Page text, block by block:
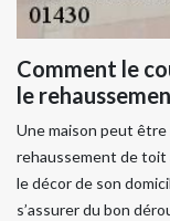
Comment le
le
Une maison peut
rehaussement de toit
le décor de son
s’assurer du bon